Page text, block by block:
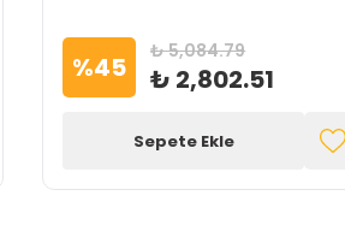
%45 ₺ 5,084.79
₺ 2,802.51
Sepete Ekle